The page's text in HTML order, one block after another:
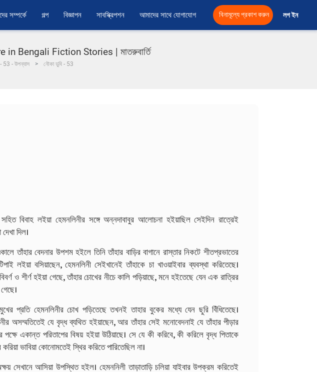
সম্পর্কে গল্প বিজ্ঞাপন সাবস্ক্রিপশন আমাদের সাথে যোগাযোগ বিনামূল্যে প্রকাশ করুন লগ ইন
Bengali Fiction Stories | মাতরুবার্তি
53 - উপন্যাস নৌকা ডুবি - 53
বিবাহ লইয়া হেমনলিনীর সঙ্গে অন্নদাবাবুর আলোচনা হইয়াছিল সেইদিন রাত্রেই
দিল।
তাঁহার বেদনার উপশম হইলে তিনি তাঁহার বাড়ির বাগানে রাস্তার নিকটে শীতপ্রভাতের
লইয়া বসিয়াছেন, হেমনলিনী সেইখানেই তাঁহাকে চা খাওয়াইবার ব্যবস্থা করিতেছে।
ও শীর্ণ হইয়া গেছে, তাঁহার চোখের নীচে কালি পড়িয়াছে, মনে হইতেছে যেন এক রাত্রির
প্রতি হেমনলিনীর চোখ পড়িতেছে তখনই তাহার বুকের মধ্যে যেন ছুরি বিঁধিতেছে।
অসম্মতিতেই যে বৃদ্ধ ব্যথিত হইয়াছেন, আর তাঁহার সেই মনোবেদনাই যে তাঁহার পীড়ার
একান্ত পরিতাপের বিষয় হইয়া উঠিয়াছে। সে যে কী করিবে, কী করিলে বৃদ্ধ পিতাকে
করিয়া ভাবিয়া কোনোমতেই স্থির করিতে পারিতেছিল না।
সেখানে আসিয়া উপস্থিত হইল। হেমননিলী তাড়াতাড়ি চলিয়া যাইবার উপক্রম করিতেই